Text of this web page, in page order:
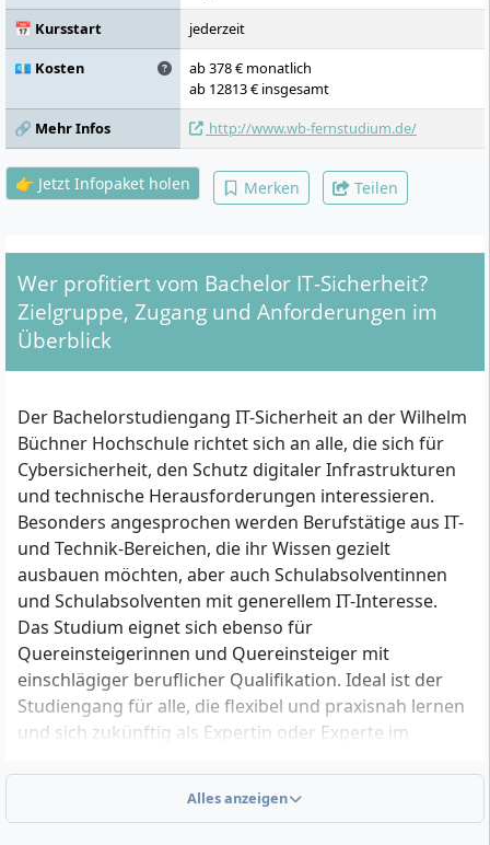
📅 Kursstart
jederzeit
💶 Kosten
ab 378 € monatlich
ab 12813 € insgesamt
🔗 Mehr Infos
http://www.wb-fernstudium.de/
👉 Jetzt Infopaket holen Merken Teilen
Wer profitiert vom Bachelor IT-Sicherheit?
Zielgruppe, Zugang und Anforderungen im
Überblick
Der Bachelorstudiengang IT-Sicherheit an der Wilhelm
Büchner Hochschule richtet sich an alle, die sich für
Cybersicherheit, den Schutz digitaler Infrastrukturen
und technische Herausforderungen interessieren.
Besonders angesprochen werden Berufstätige aus IT-
und Technik-Bereichen, die ihr Wissen gezielt
ausbauen möchten, aber auch Schulabsolventinnen
und Schulabsolventen mit generellem IT-Interesse.
Das Studium eignet sich ebenso für
Quereinsteigerinnen und Quereinsteiger mit
einschlägiger beruflicher Qualifikation. Ideal ist der
Studiengang für alle, die flexibel und praxisnah lernen
und sich zukünftig als Expertin oder Experte im
Alles anzeigen